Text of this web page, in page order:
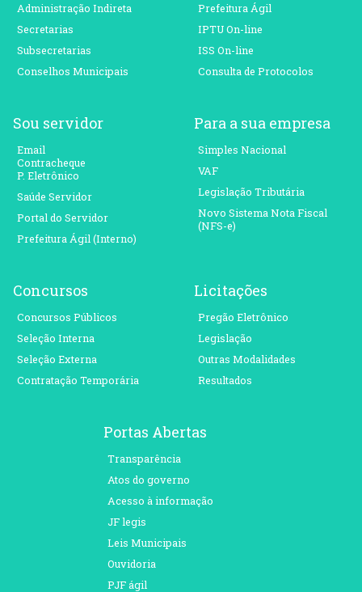
Administração Indireta
Secretarias
Subsecretarias
Conselhos Municipais
Prefeitura Ágil
IPTU On-line
ISS On-line
Consulta de Protocolos
Sou servidor
Email
Contracheque
P. Eletrônico
Saúde Servidor
Portal do Servidor
Prefeitura Ágil (Interno)
Para a sua empresa
Simples Nacional
VAF
Legislação Tributária
Novo Sistema Nota Fiscal
(NFS-e)
Concursos
Concursos Públicos
Seleção Interna
Seleção Externa
Contratação Temporária
Licitações
Pregão Eletrônico
Legislação
Outras Modalidades
Resultados
Portas Abertas
Transparência
Atos do governo
Acesso à informação
JF legis
Leis Municipais
Ouvidoria
PJF ágil